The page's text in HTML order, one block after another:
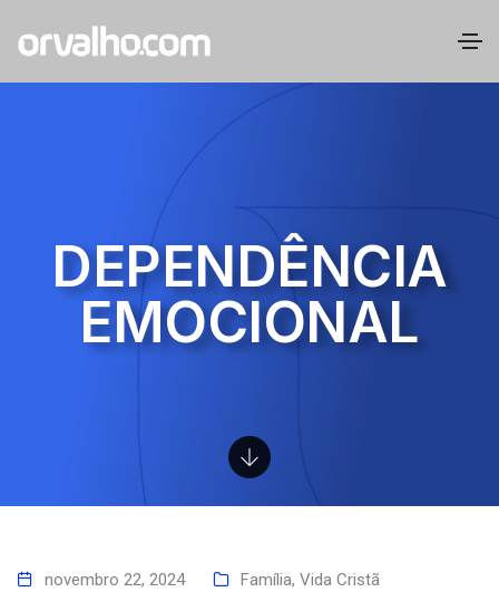
DEPENDÊNCIA
EMOCIONAL
novembro 22, 2024 Família, Vida Cristã